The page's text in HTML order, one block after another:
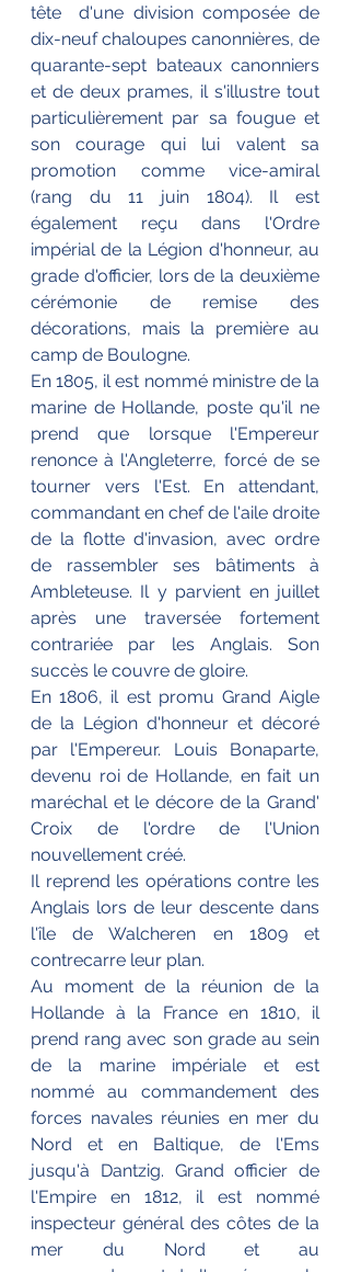
tête  d'une division composée de
dix-neuf chaloupes canonnières, de
quarante-sept bateaux canonniers
et de deux prames, il s'illustre tout
particulièrement par sa fougue et
son courage qui lui valent sa
promotion comme vice-amiral
(rang du 11 juin 1804). Il est
également reçu dans l'Ordre
impérial de la Légion d'honneur, au
grade d'officier, lors de la deuxième
cérémonie de remise des
décorations, mais la première au
camp de Boulogne.
En 1805, il est nommé ministre de la
marine de Hollande, poste qu'il ne
prend que lorsque l'Empereur
renonce à l'Angleterre, forcé de se
tourner vers l'Est. En attendant,
commandant en chef de l'aile droite
de la flotte d'invasion, avec ordre
de rassembler ses bâtiments à
Ambleteuse. Il y parvient en juillet
après une traversée fortement
contrariée par les Anglais. Son
succès le couvre de gloire.
En 1806, il est promu Grand Aigle
de la Légion d'honneur et décoré
par l'Empereur. Louis Bonaparte,
devenu roi de Hollande, en fait un
maréchal et le décore de la Grand'
Croix de l'ordre de l'Union
nouvellement créé.
Il reprend les opérations contre les
Anglais lors de leur descente dans
l'île de Walcheren en 1809 et
contrecarre leur plan.
Au moment de la réunion de la
Hollande à la France en 1810, il
prend rang avec son grade au sein
de la marine impériale et est
nommé au commandement des
forces navales réunies en mer du
Nord et en Baltique, de l'Ems
jusqu'à Dantzig. Grand officier de
l'Empire en 1812, il est nommé
inspecteur général des côtes de la
mer du Nord et au